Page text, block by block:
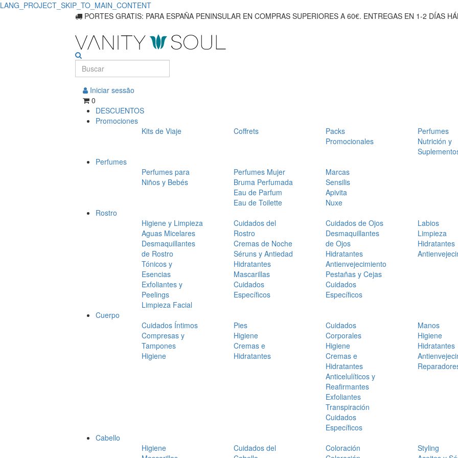
LANG_PROJECT_SKIP_TO_MAIN_CONTENT
ProtecciónPORTES GRATIS: PARA ESPAÑA PENINSULAR EN COMPRAS SUPERIORES A 60€. ENTREGAS EN 1-2 DÍAS
Iniciar sessão
0
DESCUENTOS
Promociones
Kits de Viaje
Coffrets
Packs
Promocionales
Perfumes
Nutrición y
Perfumes
Perfumes para
Niños y Bebés
Perfumes Mujer
Bruma Perfumada
Eau de Parfum
Eau de Toilette
Marcas
Sensilis
Apivita
Nuxe
Rostro
Higiene y Limpieza
Aguas Micelares
Desmaquillantes
de Rostro
Tónicos y
Esencias
Exfoliantes y
Peelings
Limpieza Facial
Cuidados del
Rostro
Cremas de Noche
Séruns y Antiedad
Hidratantes
Mascarillas
Cuidados
Específicos
Cuidados de Ojos
Desmaquillantes
de Ojos
Hidratantes
Antienvejecimiento
Pestañas y Cejas
Cuidados
Específicos
Labios
Limpieza
Hidratantes
Cuerpo
Cuidados Íntimos
Compresas y
Tampones
Higiene
Pies
Higiene
Cremas e
Hidratantes
Cuidados
Corporales
Higiene
Cremas e
Hidratantes
Anticelulíticos y
Reafirmantes
Exfoliantes
Transpiración
Cuidados
Específicos
Manos
Higiene
Hidratantes
Cabello
Higiene
Cuidados del
Coloración
Styling